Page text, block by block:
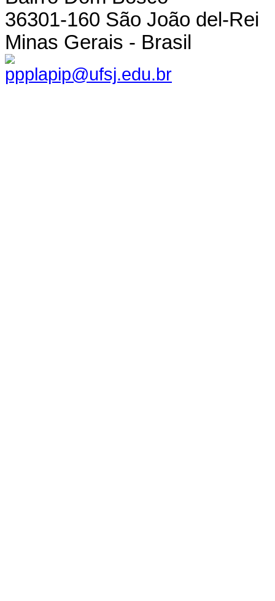
36301-160 São João del-Rei
Minas Gerais - Brasil
ppplapip@ufsj.edu.br